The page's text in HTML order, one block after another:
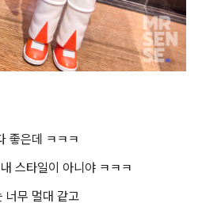
좋은데 ㅋㅋㅋ
스타일이 아니야 ㅋㅋㅋ
너무 멀대 같고